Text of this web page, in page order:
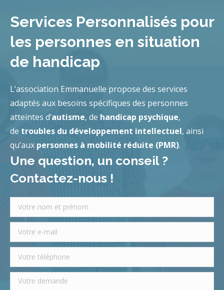
Services Personnalisés pour
les personnes en situation
de handicap
L’association Emmanuelle propose des services
adaptés aux besoins spécifiques des personnes
atteintes d’autisme, de handicap psychique,
de troubles du développement intellectuel, ainsi
qu’aux personnes à mobilité réduite (PMR).
Une question, un conseil ?
Contactez-nous !